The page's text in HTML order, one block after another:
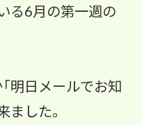
る6月の第一週の
明日メールでお知
ました。